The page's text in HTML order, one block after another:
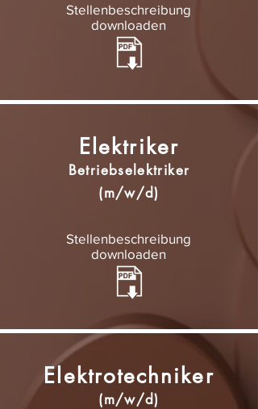
Stellenbeschreibung
downloaden
Elektriker
Betriebselektriker
(m/w/d)
Stellenbeschreibung
downloaden
Elektrotechniker
(m/w/d)